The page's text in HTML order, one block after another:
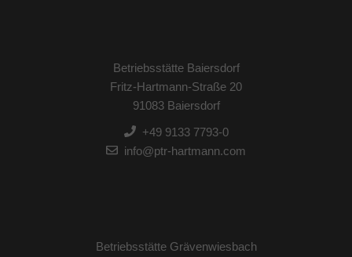
Betriebsstätte Baiersdorf
Fritz-Hartmann-Straße 20
91083 Baiersdorf
+49 9133 7793-0
info@ptr-hartmann.com
Betriebsstätte Grävenwiesbach